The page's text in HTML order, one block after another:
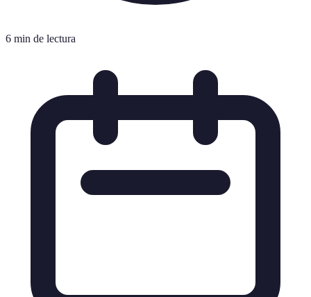
6 min de lectura